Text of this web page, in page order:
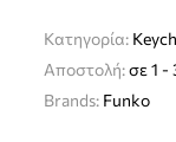
Κατηγορία:
Αποστολή:σε 1 -
Brands: Funko